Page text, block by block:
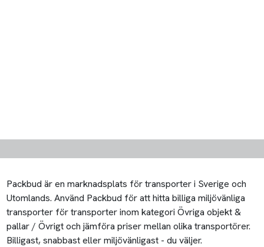
Packbud är en marknadsplats för transporter i Sverige och
Utomlands. Använd Packbud för att hitta billiga miljövänliga
transporter för transporter inom kategori Övriga objekt &
pallar / Övrigt och jämföra priser mellan olika transportörer.
Billigast, snabbast eller miljövänligast - du väljer.